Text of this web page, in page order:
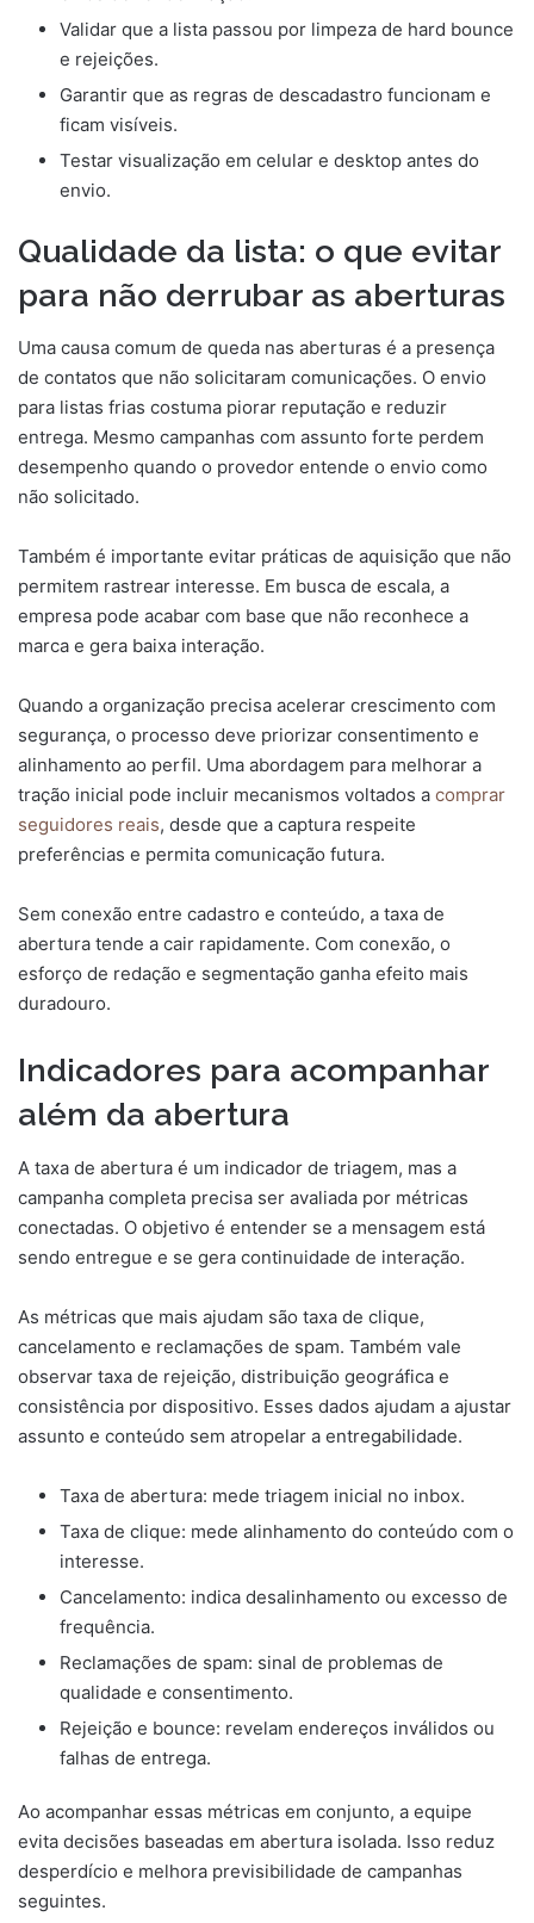
Validar que a lista passou por limpeza de hard bounce
e rejeições.
Garantir que as regras de descadastro funcionam e
ficam visíveis.
Testar visualização em celular e desktop antes do
envio.
Qualidade da lista: o que evitar
para não derrubar as aberturas
Uma causa comum de queda nas aberturas é a presença
de contatos que não solicitaram comunicações. O envio
para listas frias costuma piorar reputação e reduzir
entrega. Mesmo campanhas com assunto forte perdem
desempenho quando o provedor entende o envio como
não solicitado.
Também é importante evitar práticas de aquisição que não
permitem rastrear interesse. Em busca de escala, a
empresa pode acabar com base que não reconhece a
marca e gera baixa interação.
Quando a organização precisa acelerar crescimento com
segurança, o processo deve priorizar consentimento e
alinhamento ao perfil. Uma abordagem para melhorar a
tração inicial pode incluir mecanismos voltados a comprar
seguidores reais, desde que a captura respeite
preferências e permita comunicação futura.
Sem conexão entre cadastro e conteúdo, a taxa de
abertura tende a cair rapidamente. Com conexão, o
esforço de redação e segmentação ganha efeito mais
duradouro.
Indicadores para acompanhar
além da abertura
A taxa de abertura é um indicador de triagem, mas a
campanha completa precisa ser avaliada por métricas
conectadas. O objetivo é entender se a mensagem está
sendo entregue e se gera continuidade de interação.
As métricas que mais ajudam são taxa de clique,
cancelamento e reclamações de spam. Também vale
observar taxa de rejeição, distribuição geográfica e
consistência por dispositivo. Esses dados ajudam a ajustar
assunto e conteúdo sem atropelar a entregabilidade.
Taxa de abertura: mede triagem inicial no inbox.
Taxa de clique: mede alinhamento do conteúdo com o
interesse.
Cancelamento: indica desalinhamento ou excesso de
frequência.
Reclamações de spam: sinal de problemas de
qualidade e consentimento.
Rejeição e bounce: revelam endereços inválidos ou
falhas de entrega.
Ao acompanhar essas métricas em conjunto, a equipe
evita decisões baseadas em abertura isolada. Isso reduz
desperdício e melhora previsibilidade de campanhas
seguintes.